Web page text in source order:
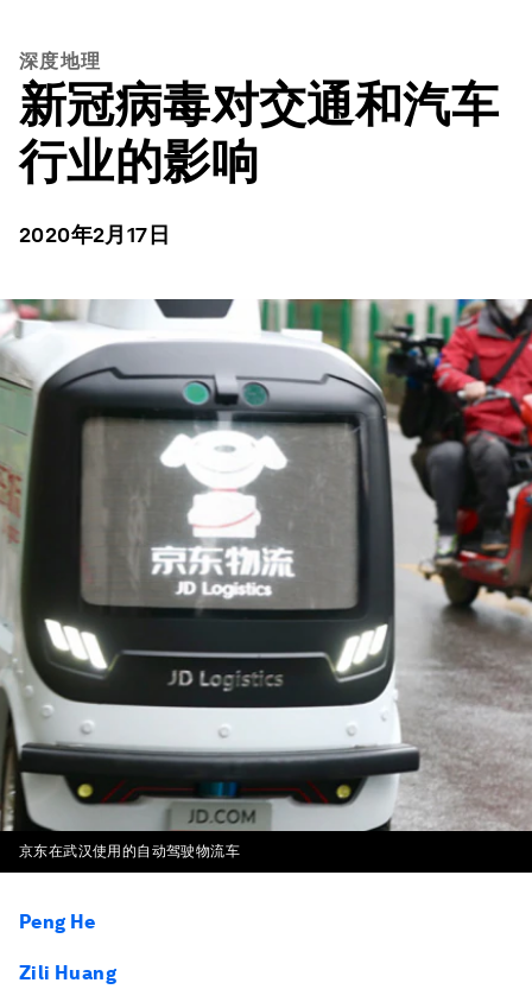
深度地理
新冠病毒对交通和汽车
行业的影响
2020年2月17日
京东在武汉使用的自动驾驶物流车
Peng He
Zili Huang